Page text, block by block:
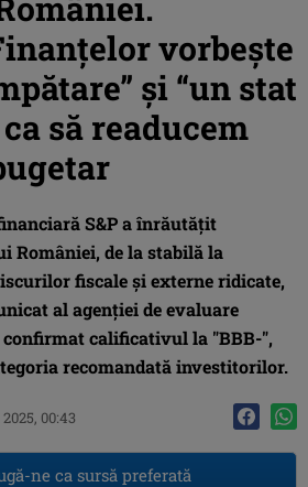
vorbește
și “un stat
să readucem
S&P a înrăutăţit
României, de la stabilă la
fiscale şi externe ridicate,
al agenţiei de evaluare
calificativul la "BBB-",
recomandată investitorilor.
00:43
ne ca sursă preferată